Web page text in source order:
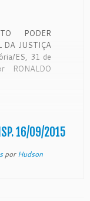
PODER
DA JUSTIÇA
ES, 31 de
RONALDO
16/09/2015
porHudson